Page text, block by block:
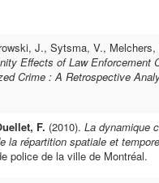
J., Sytsma, V.,
Effects of Law Enforcement
Crime : A Retrospective
F. (2010). La dynamique
la répartition spatiale et
police de la ville de Montréal.